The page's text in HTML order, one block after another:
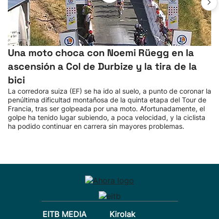
Una moto choca con Noemi Rüegg en la
ascensión a Col de Durbize y la tira de la
bici
La corredora suiza (EF) se ha ido al suelo, a punto de coronar la
penúltima dificultad montañosa de la quinta etapa del Tour de
Francia, tras ser golpeada por una moto. Afortunadamente, el
golpe ha tenido lugar subiendo, a poca velocidad, y la ciclista
ha podido continuar en carrera sin mayores problemas.
EITB MEDIA Kirolak